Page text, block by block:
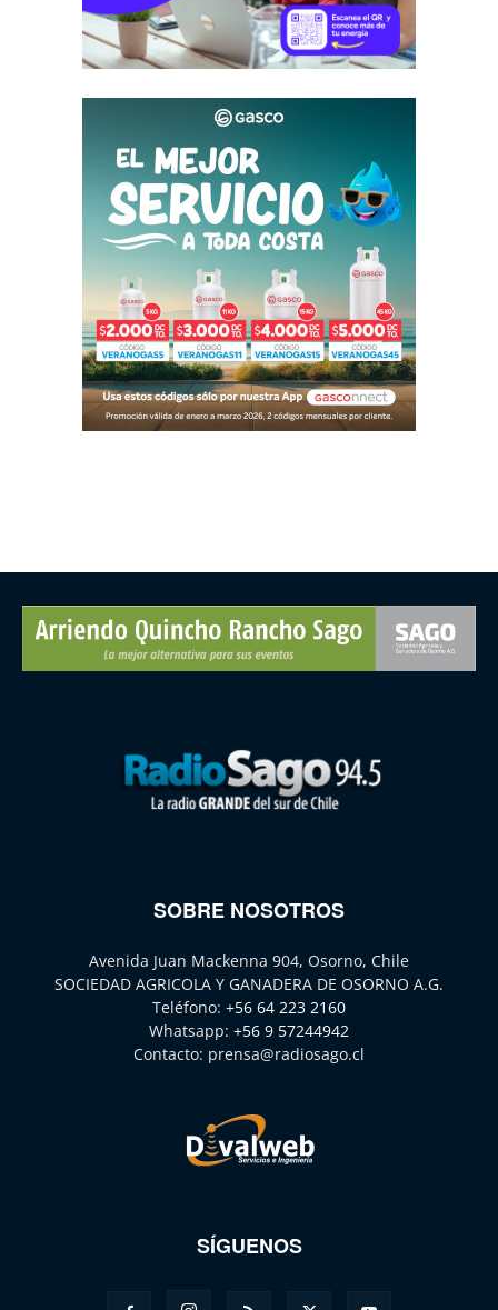
SOBRE NOSOTROS
Avenida Juan Mackenna 904, Osorno, Chile
SOCIEDAD AGRICOLA Y GANADERA DE OSORNO A.G.
Teléfono: +56 64 223 2160
Whatsapp: +56 9 57244942
Contacto: prensa@radiosago.cl
SÍGUENOS